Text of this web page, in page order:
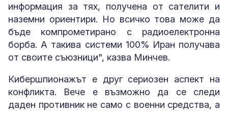
информация за тях, получена от сателити и
наземни ориентири. Но всичко това може да
бъде компрометирано с радиоелектронна
борба. А такива системи 100% Иран получава
от своите съюзници", казва Минчев.
Кибершпионажът е друг сериозен аспект на
конфликта. Вече е възможно да се следи
даден противник не само с военни средства, а